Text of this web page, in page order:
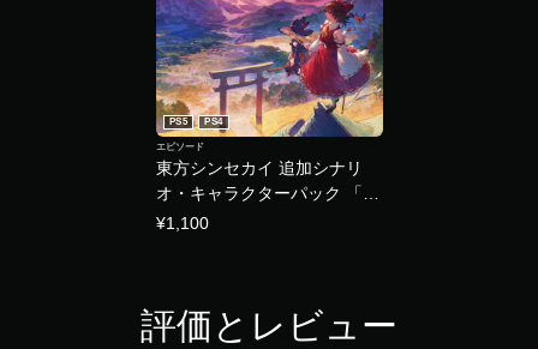
東方シンセカイ 追加シナリ
オ・キャラクターパック 「夢
幻輪廻のイレギュラー」
PS5 PS4
エピソード
¥1,100
評価とレビュー